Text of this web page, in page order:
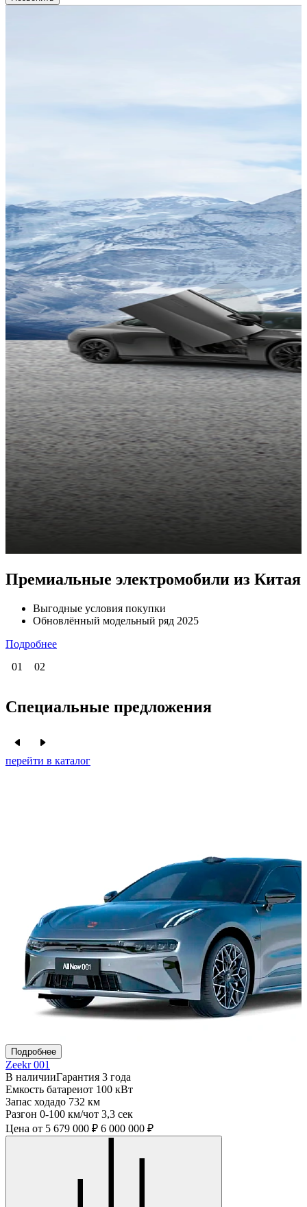
Обновленный Zeekr 001 по
Максимальная комплектация
Обновлённый модельный ряд 2024 года
от 5 679 000 ₽
Специальные предложения
перейти в каталог
Подробнее
Zeekr 001
В наличииГарантия 3 года
Емкость батареиот 100 кВт
Запас ходадо 732 км
Разгон 0-100 км/чот 3,3 сек
Цена от 5 679 000 ₽ 6 000 000 ₽